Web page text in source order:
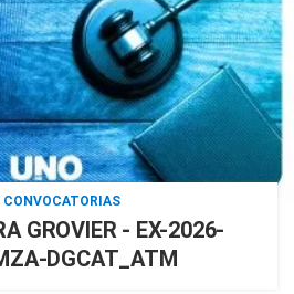
GROVIER - EX-2026-
DGCAT_ATM